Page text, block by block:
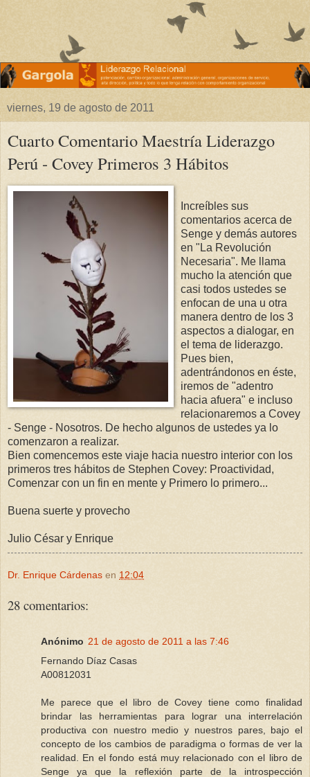
viernes, 19 de agosto de 2011
Cuarto Comentario Maestría Liderazgo
Perú - Covey Primeros 3 Hábitos
Increíbles sus
comentarios acerca de
Senge y demás autores
en "La Revolución
Necesaria". Me llama
mucho la atención que
casi todos ustedes se
enfocan de una u otra
manera dentro de los 3
aspectos a dialogar, en
el tema de liderazgo.
Pues bien,
adentrándonos en éste,
iremos de "adentro
hacia afuera" e incluso
relacionaremos a Covey
- Senge - Nosotros. De hecho algunos de ustedes ya lo
comenzaron a realizar.
Bien comencemos este viaje hacia nuestro interior con los
primeros tres hábitos de Stephen Covey: Proactividad,
Comenzar con un fin en mente y Primero lo primero...
Buena suerte y provecho
Julio César y Enrique
Dr. Enrique Cárdenas en 12:04
28 comentarios:
Anónimo 21 de agosto de 2011 a las 7:46
Fernando Díaz Casas
A00812031
Me parece que el libro de Covey tiene como finalidad
brindar las herramientas para lograr una interrelación
productiva con nuestro medio y nuestros pares, bajo el
concepto de los cambios de paradigma o formas de ver la
realidad. En el fondo está muy relacionado con el libro de
Senge ya que la reflexión parte de la introspección